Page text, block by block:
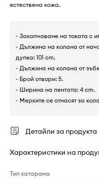
естествена кожа.
- Закопчаване на токата с
- Дължина на колана от
дупка: 101 cm.
- Дължина на колана от
- Брой отвори: 5.
- Ширина на лентата: 4 cm.
- Мерките се отнасят за
Детайли за продукта
Характеристики на
Тип катарама